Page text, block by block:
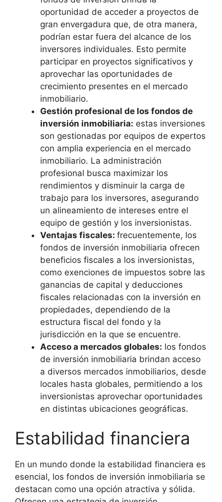
oportunidad de acceder a proyectos de
gran envergadura que, de otra manera,
podrían estar fuera del alcance de los
inversores individuales. Esto permite
participar en proyectos significativos y
aprovechar las oportunidades de
crecimiento presentes en el mercado
inmobiliario.
Gestión profesional de los fondos de
inversión inmobiliaria: estas inversiones
son gestionadas por equipos de expertos
con amplia experiencia en el mercado
inmobiliario. La administración
profesional busca maximizar los
rendimientos y disminuir la carga de
trabajo para los inversores, asegurando
un alineamiento de intereses entre el
equipo de gestión y los inversionistas.
Ventajas fiscales: frecuentemente, los
fondos de inversión inmobiliaria ofrecen
beneficios fiscales a los inversionistas,
como exenciones de impuestos sobre las
ganancias de capital y deducciones
fiscales relacionadas con la inversión en
propiedades, dependiendo de la
estructura fiscal del fondo y la
jurisdicción en la que se encuentre.
Acceso a mercados globales: los fondos
de inversión inmobiliaria brindan acceso
a diversos mercados inmobiliarios, desde
locales hasta globales, permitiendo a los
inversionistas aprovechar oportunidades
en distintas ubicaciones geográficas.
Estabilidad financiera
En un mundo donde la estabilidad financiera es
esencial, los fondos de inversión inmobiliaria se
destacan como una opción atractiva y sólida.